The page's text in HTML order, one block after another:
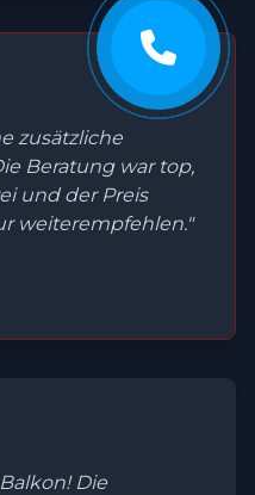
zusätzliche
Beratung war top,
und der Preis
weiterempfehlen."
Die